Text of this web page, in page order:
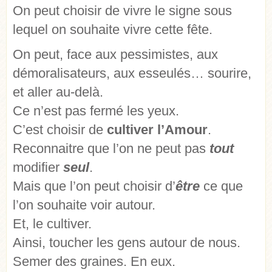
On peut choisir de vivre le signe sous
lequel on souhaite vivre cette fête.
On peut, face aux pessimistes, aux
démoralisateurs, aux esseulés… sourire,
et aller au-delà.
Ce n’est pas fermé les yeux.
C’est choisir de cultiver l’Amour.
Reconnaitre que l’on ne peut pas tout
modifier seul.
Mais que l’on peut choisir d’être ce que
l’on souhaite voir autour.
Et, le cultiver.
Ainsi, toucher les gens autour de nous.
Semer des graines. En eux.